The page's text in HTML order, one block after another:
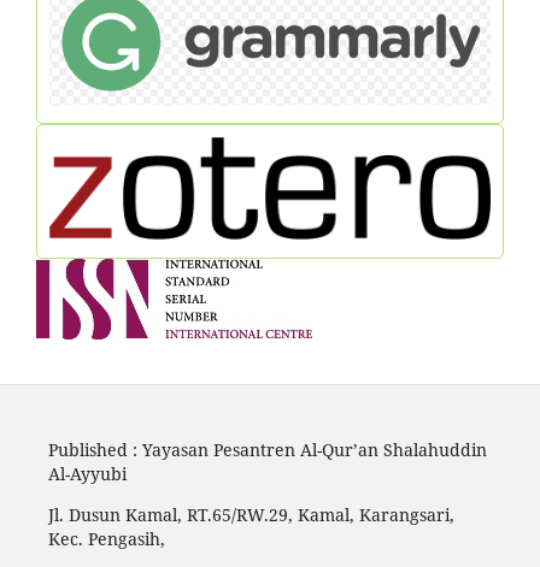
Published : Yayasan Pesantren Al-Qur’an Shalahuddin
Al-Ayyubi
Jl. Dusun Kamal, RT.65/RW.29, Kamal, Karangsari,
Kec. Pengasih,